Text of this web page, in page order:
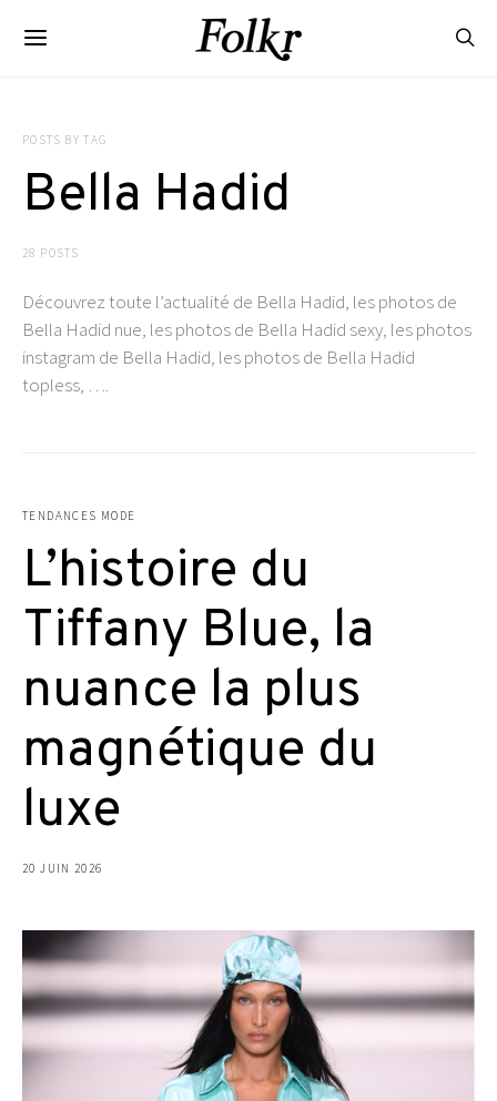
POSTS BY TAG
Bella Hadid
28 POSTS
Découvrez toute l’actualité de Bella Hadid, les photos de
Bella Hadid nue, les photos de Bella Hadid sexy, les photos
instagram de Bella Hadid, les photos de Bella Hadid
topless, ….
TENDANCES MODE
L’histoire du
Tiffany Blue, la
nuance la plus
magnétique du
luxe
20 JUIN 2026